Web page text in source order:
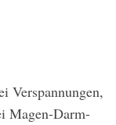
Verspannungen,
Magen-Darm-